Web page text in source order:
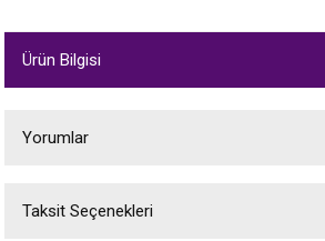
Ürün Bilgisi
Yorumlar
Taksit Seçenekleri